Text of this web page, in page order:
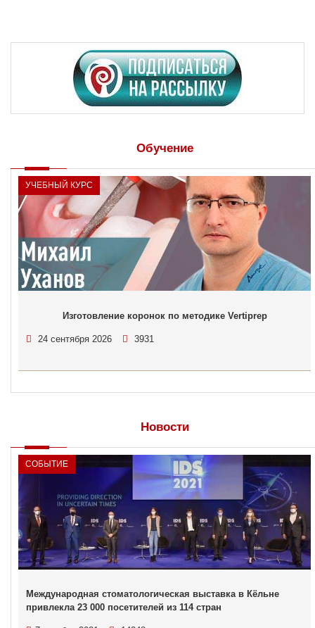
Обучение
УЧЕБНЫЙ КУРС
Изготовление коронок по методике Vertiprep
24 сентября 2026 3931
Новости
СОБЫТИЕ
Международная стоматологическая выставка в Кёльне
привлекла 23 000 посетителей из 114 стран